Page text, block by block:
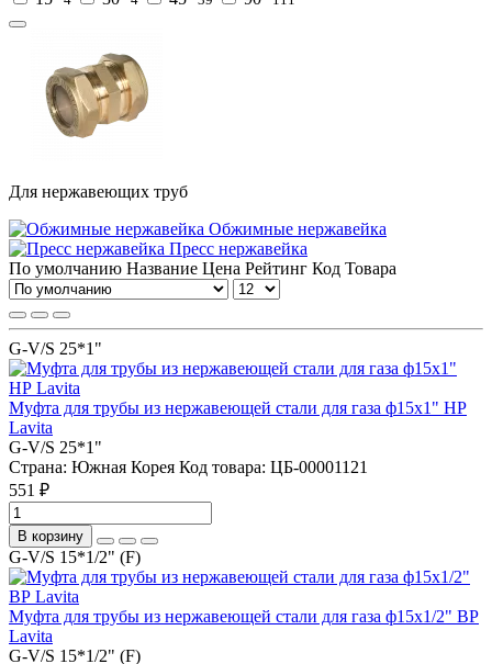
Для нержавеющих труб
Обжимные нержавейка
Пресс нержавейка
По умолчанию Название Цена Рейтинг Код Товара
G-V/S 25*1"
Муфта для трубы из нержавеющей стали для газа ф15х1" НР
Lavita
G-V/S 25*1"
Страна: Южная Корея Код товара: ЦБ-00001121
551 ₽
В корзину
G-V/S 15*1/2" (F)
Муфта для трубы из нержавеющей стали для газа ф15х1/2" ВР
Lavita
G-V/S 15*1/2" (F)